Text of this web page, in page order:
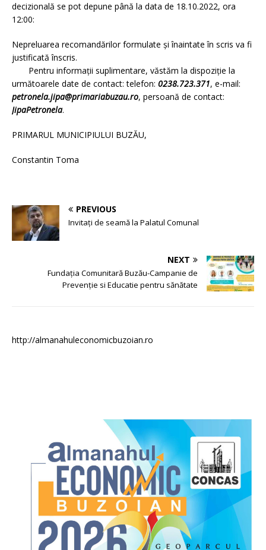
decizională se pot depune până la data de 18.10.2022, ora
12:00:
Nepreluarea recomandărilor formulate şi înaintate în scris va fi
justificată înscris.
Pentru informaţii suplimentare, văstăm la dispoziţie la
următoarele date de contact: telefon: 0238.723.371, e-mail:
petronela.jipa@primariabuzau.ro, persoană de contact:
JipaPetronela.
PRIMARUL MUNICIPIULUI BUZĂU,
Constantin Toma
PREVIOUS
Invitați de seamă la Palatul Comunal
NEXT
Fundația Comunitară Buzău-Campanie de
Prevenție si Educatie pentru sănătate
http://almanahuleconomicbuzoian.ro